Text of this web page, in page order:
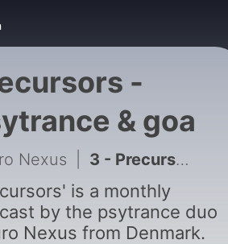
-
& goa
Nexus 3 - Precursors - Episode #3 - 4 AM mix
is a monthly
by the psytrance duo
Nexus from Denmark.